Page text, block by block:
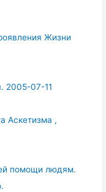
Жизни
2005-07-11
Аскетизма ,
помощи людям.